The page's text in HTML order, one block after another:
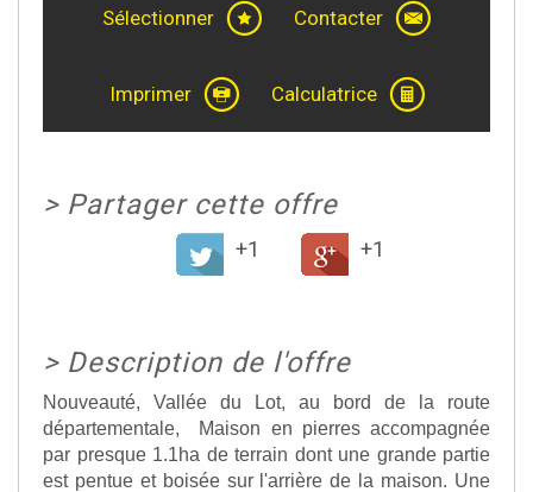
Sélectionner Contacter
Imprimer Calculatrice
> Partager cette offre
+1 +1
> Description de l'offre
Nouveauté, Vallée du Lot, au bord de la route
départementale, Maison en pierres accompagnée
par presque 1.1ha de terrain dont une grande partie
est pentue et boisée sur l'arrière de la maison. Une